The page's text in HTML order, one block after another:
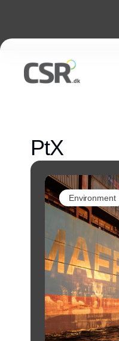
PtX
Environment